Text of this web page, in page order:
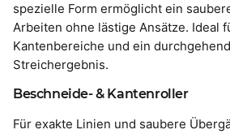
spezielle Form ermöglicht ein
Arbeiten ohne lästige Ansätze. Ideal
Kantenbereiche und ein
Streichergebnis.
Beschneide- & Kantenroller
Für exakte Linien und saubere